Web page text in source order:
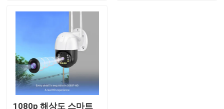
인용문을 요구하세요
홈킷 스마트 스위치
와이파이 스마트 스위치
지그비 스마트 스위치
1080p 해상도 스마트